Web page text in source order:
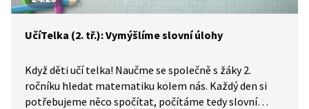
UčíTelka (2. tř.): Vymýšlíme slovní úlohy
Když děti učí telka! Naučme se společně s žáky 2.
ročníku hledat matematiku kolem nás. Každý den si
potřebujeme něco spočítat, počítáme tedy slovní